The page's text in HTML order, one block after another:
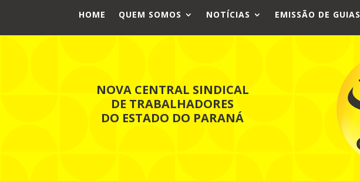
HOME QUEM SOMOS NOTÍCIAS EMISSÃO DE GUIAS
NOVA CENTRAL SINDICAL
DE TRABALHADORES
DO ESTADO DO PARANÁ